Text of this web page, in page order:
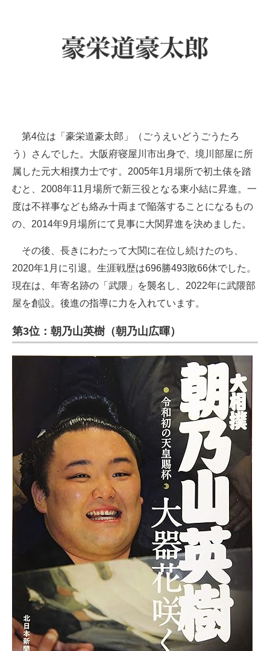
第4位は「豪栄道豪太郎」（ごうえいどうごうたろ
う）さんでした。大阪府寝屋川市出身で、境川部屋に所
属した元大相撲力士です。2005年1月場所で初土俵を踏
むと、2008年11月場所で新三役となる東小結に昇進。一
度は不祥事なども絡み十両まで陥落することになるもの
の、2014年9月場所にて見事に大関昇進を決めました。
その後、長きにわたって大関に在位し続けたのち、
2020年1月に引退。生涯戦歴は696勝493敗66休でした。
現在は、年寄名跡の「武隈」を襲名し、2022年に武隈部
屋を創設。後進の指導に力を入れています。
第3位：朝乃山英樹（朝乃山広暉）